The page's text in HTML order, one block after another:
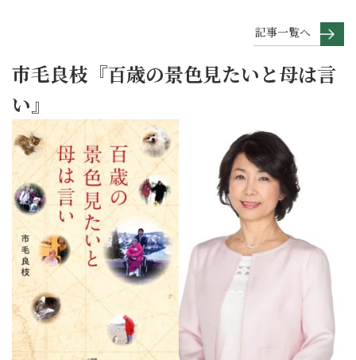
記事一覧へ
市毛良枝『百歳の景色見たいと母は言
い』